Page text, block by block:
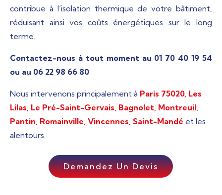
contribue à l’isolation thermique de votre bâtiment,
réduisant ainsi vos coûts énergétiques sur le long
terme.
Contactez-nous à tout moment au 01 70 40 19 54
ou au 06 22 98 66 80
Nous intervenons principalement à Paris 75020, Les
Lilas, Le Pré-Saint-Gervais, Bagnolet, Montreuil,
Pantin, Romainville, Vincennes, Saint-Mandé et les
alentours.
Demandez Un Devis